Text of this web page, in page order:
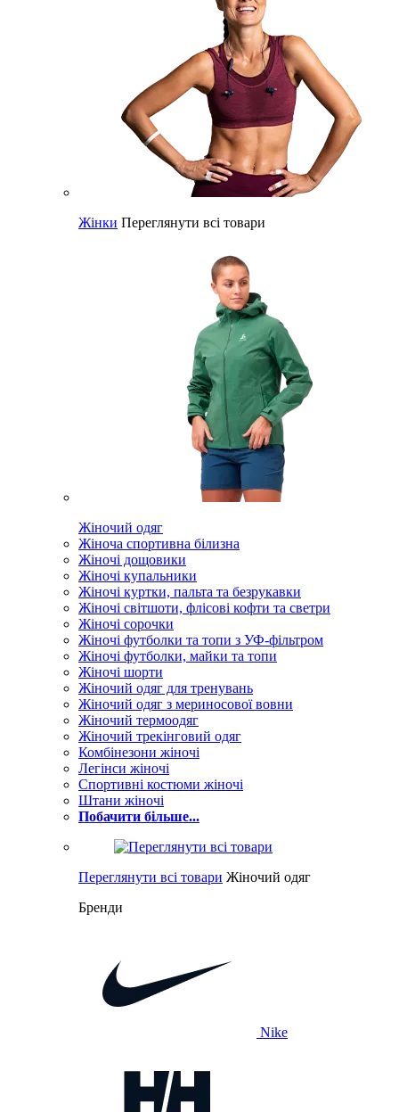
Жінки Переглянути всі товари
Жіночий одяг
Жіноча спортивна білизна
Жіночі дощовики
Жіночі купальники
Жіночі куртки, пальта та безрукавки
Жіночі світшоти, флісові кофти та светри
Жіночі сорочки
Жіночі футболки та топи з УФ-фільтром
Жіночі футболки, майки та топи
Жіночі шорти
Жіночий одяг для тренувань
Жіночий одяг з мериносової вовни
Жіночий термоодяг
Жіночий трекінговий одяг
Комбінезони жіночі
Легінси жіночі
Спортивні костюми жіночі
Штани жіночі
Побачити більше...
Переглянути всі товари Жіночий одяг
Бренди
Nike